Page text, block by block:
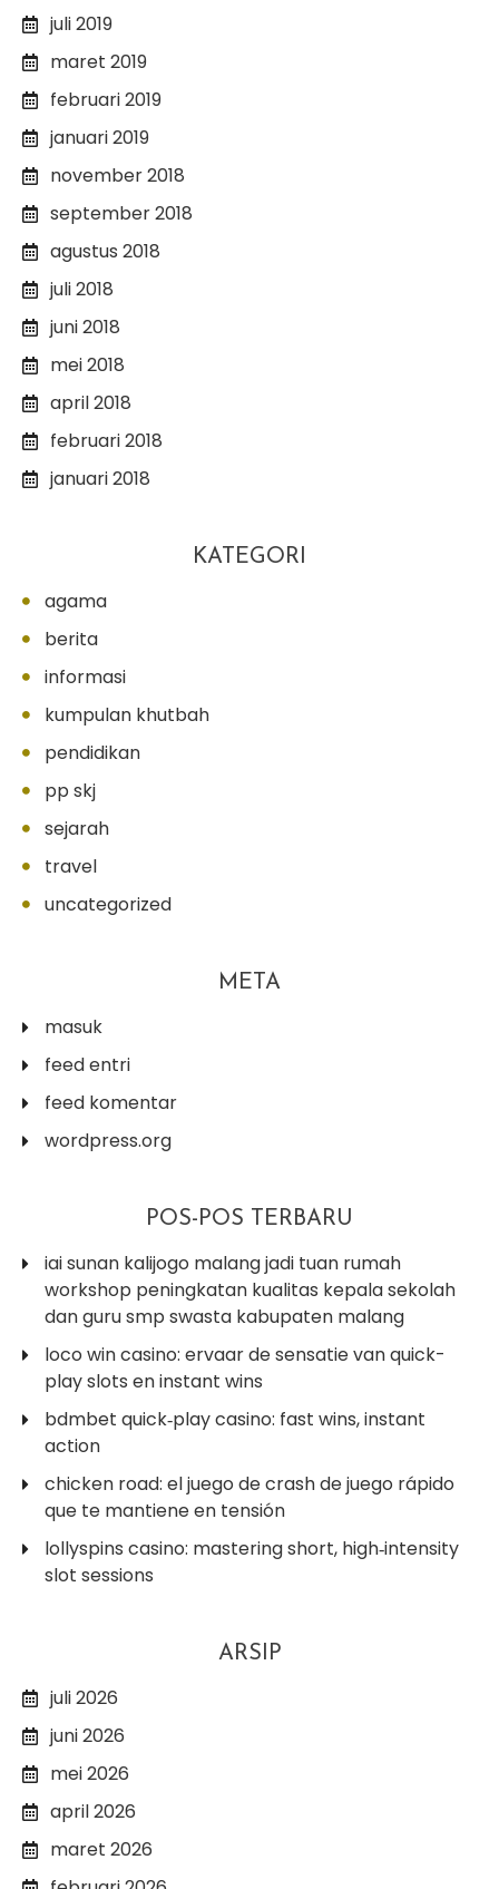
juli 2019
maret 2019
februari 2019
januari 2019
november 2018
september 2018
agustus 2018
juli 2018
juni 2018
mei 2018
april 2018
februari 2018
januari 2018
KATEGORI
agama
berita
informasi
kumpulan khutbah
pendidikan
pp skj
sejarah
travel
uncategorized
META
masuk
feed entri
feed komentar
wordpress.org
POS-POS TERBARU
iai sunan kalijogo malang jadi tuan rumah
workshop peningkatan kualitas kepala sekolah
dan guru smp swasta kabupaten malang
loco win casino: ervaar de sensatie van quick-
play slots en instant wins
bdmbet quick‑play casino: fast wins, instant
action
chicken road: el juego de crash de juego rápido
que te mantiene en tensión
lollyspins casino: mastering short, high‑intensity
slot sessions
ARSIP
juli 2026
juni 2026
mei 2026
april 2026
maret 2026